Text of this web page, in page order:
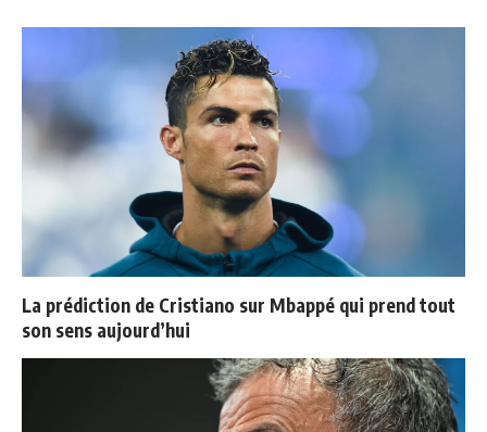
La prédiction de Cristiano sur Mbappé qui prend tout
son sens aujourd’hui